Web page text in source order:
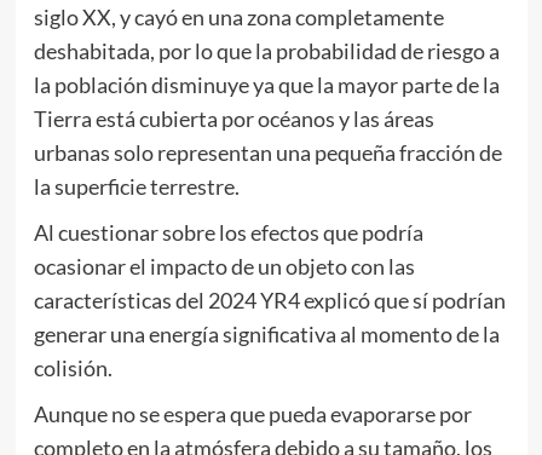
siglo XX, y cayó en una zona completamente
deshabitada, por lo que la probabilidad de riesgo a
la población disminuye ya que la mayor parte de la
Tierra está cubierta por océanos y las áreas
urbanas solo representan una pequeña fracción de
la superficie terrestre.
Al cuestionar sobre los efectos que podría
ocasionar el impacto de un objeto con las
características del 2024 YR4 explicó que sí podrían
generar una energía significativa al momento de la
colisión.
Aunque no se espera que pueda evaporarse por
completo en la atmósfera debido a su tamaño, los